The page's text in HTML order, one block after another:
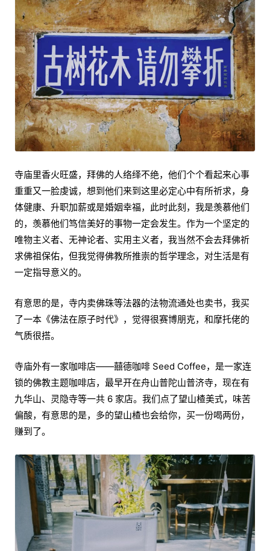
寺庙里香火旺盛，拜佛的人络绎不绝，他们个个看起来心事
重重又一脸虔诚，想到他们来到这里必定心中有所祈求，身
体健康、升职加薪或是婚姻幸福，此时此刻，我是羡慕他们
的，羡慕他们笃信美好的事物一定会发生。作为一个坚定的
唯物主义者、无神论者、实用主义者，我当然不会去拜佛祈
求佛祖保佑，但我觉得佛教所推崇的哲学理念，对生活是有
一定指导意义的。
有意思的是，寺内卖佛珠等法器的法物流通处也卖书，我买
了一本《佛法在原子时代》，觉得很赛博朋克，和摩托佬的
气质很搭。
寺庙外有一家咖啡店——囍德咖啡 Seed Coffee，是一家连
锁的佛教主题咖啡店，最早开在舟山普陀山普济寺，现在有
九华山、灵隐寺等一共 6 家店。我们点了望山楂美式，味苦
偏酸，有意思的是，多的望山楂也会给你，买一份喝两份，
赚到了。